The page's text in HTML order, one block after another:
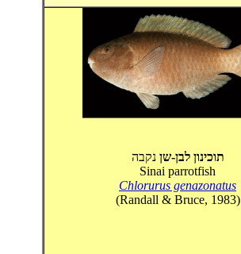
תוכינון לבן-שן נקבה
Sinai parrotfish
Chlorurus genazonatus
(Randall & Bruce, 1983)